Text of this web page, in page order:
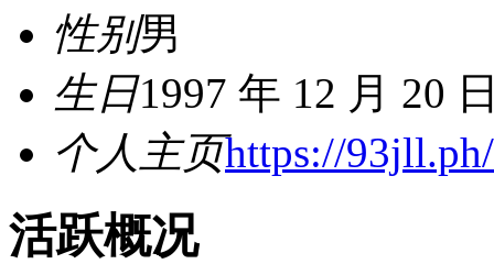
性别男
生日1997 年 12 月 20
个人主页https://93jll.ph/
活跃概况